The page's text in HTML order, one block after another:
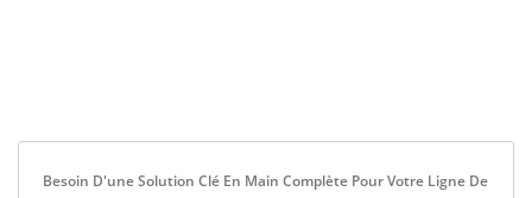
Besoin D'une Solution Clé En Main Complète Pour Votre Ligne De